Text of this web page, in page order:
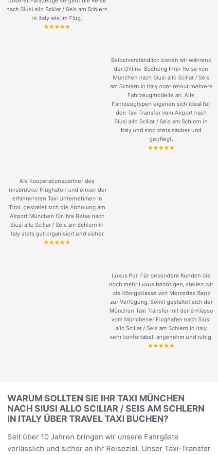
nach Siusi allo Sciliar / Seis am Schlern
in Italy wie im Flug.
Selbstverständlich bieten wir während
der Online-Buchung Ihrer Reise von
München nach Siusi allo Sciliar / Seis
am Schlern in Italy oder retour mehrere
Fahrzeugmodelle an. Alle
Fahrzeugtypen eigenen sich ideal für
den Taxi Transfer vom Airport nach
Siusi allo Sciliar / Seis am Schlern in
Italy und sind stets sauber und
gepflegt.
Als Kooperationspartner des
Innsbrucker Flughafen und einser der
erfahrensten Taxi Unternehmen in
Tirol, gestaltet sich die Abholung am
Airport München für Ihre Reise nach
Siusi allo Sciliar / Seis am Schlern in
Italy stets gut organisiert und sicher.
Luxus Pur. Für besondere Kunden die
noch mehr Luxus benötigen, stellen wir
die Königsklasse von Mercedes Benz
zur Verfügung. Somit gestaltet sich der
München Taxi Transfer mit der S-Klasse
vom Münchener Flughafen nach Siusi
allo Sciliar / Seis am Schlern in Italy
sehr konfortabel, angenehm und ruhig.
WARUM SOLLTEN SIE IHR TAXI MÜNCHEN
NACH SIUSI ALLO SCILIAR / SEIS AM SCHLERN
IN ITALY ÜBER TRAVEL TAXI BUCHEN?
Seit über 10 Jahren bringen wir unsere Fahrgäste
verlässlich und sicher an ihr Reiseziel. Unser Taxi-Transfer